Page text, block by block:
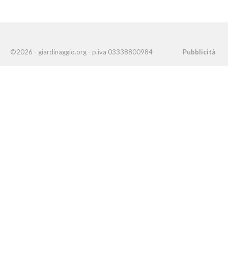
©2026 - giardinaggio.org - p.iva 03338800984 Pubblicità